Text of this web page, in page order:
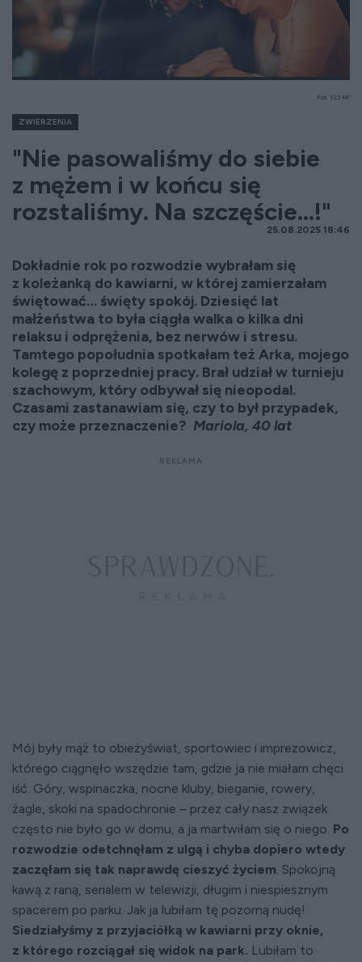
Fot. 123 RF
ZWIERZENIA
"Nie pasowaliśmy do siebie
z mężem i w końcu się
rozstaliśmy. Na szczęście...!"
25.08.2025 18:46
Dokładnie rok po rozwodzie wybrałam się
z koleżanką do kawiarni, w której zamierzałam
świętować… święty spokój. Dziesięć lat
małżeństwa to była ciągła walka o kilka dni
relaksu i odprężenia, bez nerwów i stresu.
Tamtego popołudnia spotkałam też Arka, mojego
kolegę z poprzedniej pracy. Brał udział w turnieju
szachowym, który odbywał się nieopodal.
Czasami zastanawiam się, czy to był przypadek,
czy może przeznaczenie? Mariola, 40 lat
Mój były mąż to obieżyświat, sportowiec i imprezowicz,
którego ciągnęło wszędzie tam, gdzie ja nie miałam chęci
iść. Góry, wspinaczka, nocne kluby, bieganie, rowery,
żagle, skoki na spadochronie – przez cały nasz związek
często nie było go w domu, a ja martwiłam się o niego. Po
rozwodzie odetchnęłam z ulgą i chyba dopiero wtedy
zaczęłam się tak naprawdę cieszyć życiem. Spokojną
kawą z raną, serialem w telewizji, długim i niespiesznym
spacerem po parku. Jak ja lubiłam tę pozorną nudę!
Siedziałyśmy z przyjaciółką w kawiarni przy oknie,
z którego rozciągał się widok na park. Lubiłam to